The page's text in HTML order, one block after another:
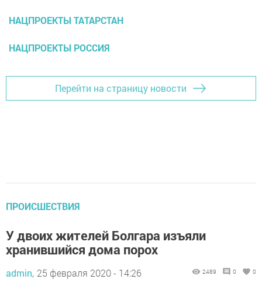
НАЦПРОЕКТЫ ТАТАРСТАН
НАЦПРОЕКТЫ РОССИЯ
Перейти на страницу новости
ПРОИСШЕСТВИЯ
У двоих жителей Болгара изъяли
хранившийся дома порох
admin, 25 февраля 2020 - 14:26 2489 0 0